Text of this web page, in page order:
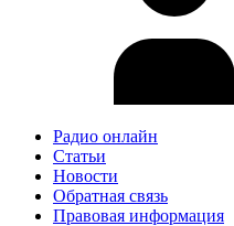
Радио онлайн
Статьи
Новости
Обратная связь
Правовая информация